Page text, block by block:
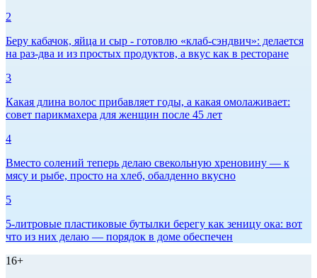
2
Беру кабачок, яйца и сыр - готовлю «клаб-сэндвич»: делается
на раз-два и из простых продуктов, а вкус как в ресторане
3
Какая длина волос прибавляет годы, а какая омолаживает:
совет парикмахера для женщин после 45 лет
4
Вместо солений теперь делаю свекольную хреновину — к
мясу и рыбе, просто на хлеб, обалденно вкусно
5
5-литровые пластиковые бутылки берегу как зеницу ока: вот
что из них делаю — порядок в доме обеспечен
16+